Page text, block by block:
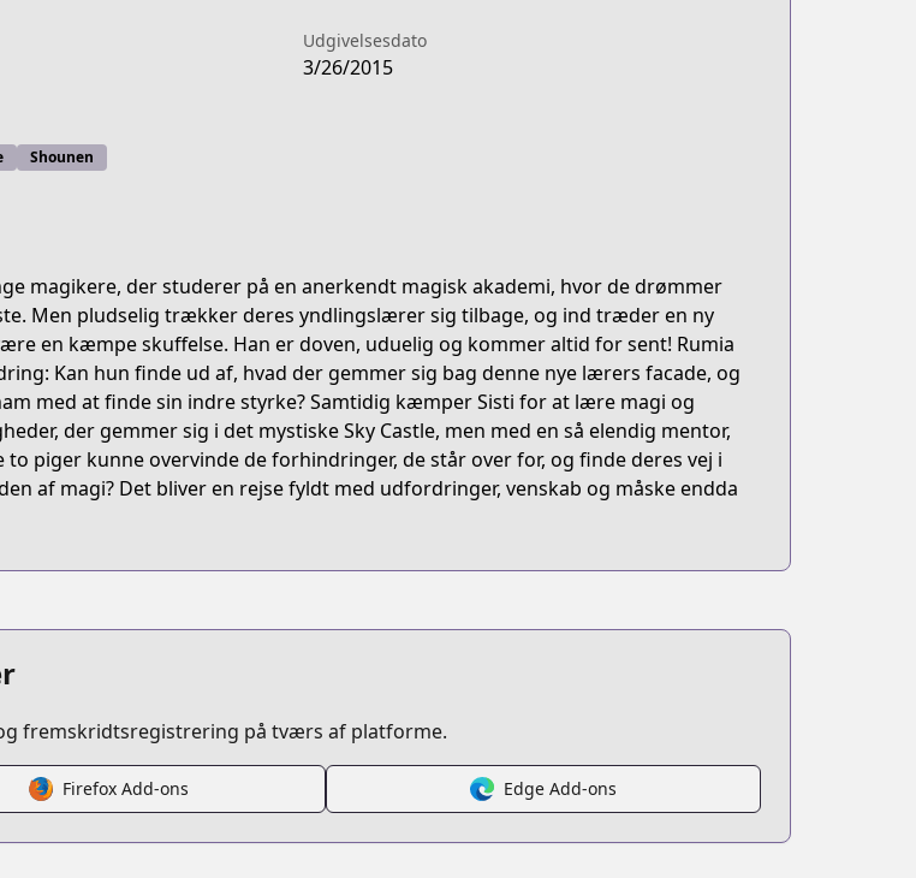
of-bastard-magic-instructor/
Udgivelsesdato
3/26/2015
Shounen
magikere, der studerer på en anerkendt magisk akademi, hvor de drømmer
Men pludselig trækker deres yndlingslærer sig tilbage, og ind træder en ny
en kæmpe skuffelse. Han er doven, uduelig og kommer altid for sent! Rumia
Kan hun finde ud af, hvad der gemmer sig bag denne nye lærers facade, og
med at finde sin indre styrke? Samtidig kæmper Sisti for at lære magi og
der gemmer sig i det mystiske Sky Castle, men med en så elendig mentor,
to piger kunne overvinde de forhindringer, de står over for, og finde deres vej i
af magi? Det bliver en rejse fyldt med udfordringer, venskab og måske endda
fremskridtsregistrering på tværs af platforme.
Firefox Add-ons Edge Add-ons